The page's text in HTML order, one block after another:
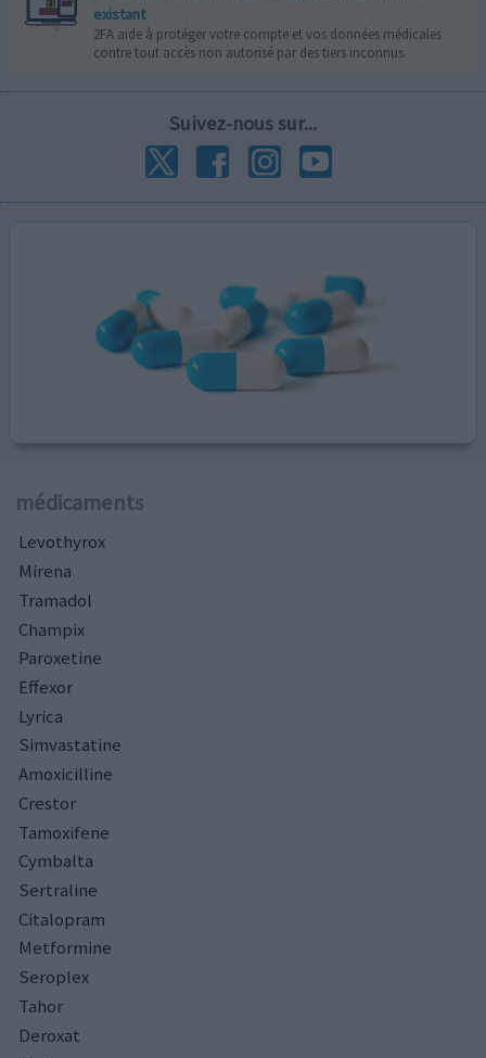
existant
2FA aide à protéger votre compte et vos données médicales
contre tout accès non autorisé par des tiers inconnus.
Suivez-nous sur...
médicaments
Levothyrox
Mirena
Tramadol
Champix
Paroxetine
Effexor
Lyrica
Simvastatine
Amoxicilline
Crestor
Tamoxifene
Cymbalta
Sertraline
Citalopram
Metformine
Seroplex
Tahor
Deroxat